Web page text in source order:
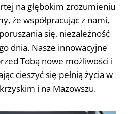
na głębokim zrozumieniu
że współpracując z nami,
się, niezależność
dnia. Nasze innowacyjne
Tobą nowe możliwości i
cieszyć się pełnią życia w
i na Mazowszu.